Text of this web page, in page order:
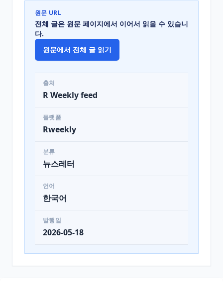
원문 URL
전체 글은 원문 페이지에서 이어서 읽을 수 있습니
다.
원문에서 전체 글 읽기
출처
R Weekly feed
플랫폼
Rweekly
분류
뉴스레터
언어
한국어
발행일
2026-05-18